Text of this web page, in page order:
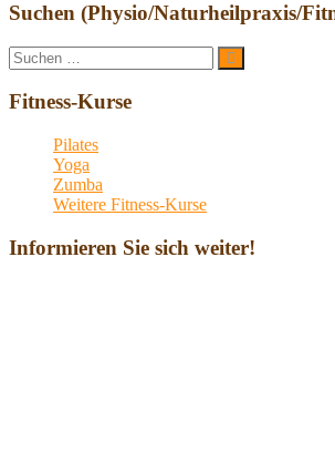
Suchen (Physio/Naturheilpraxis/
Suche
nach:
Suchen
Fitness-Kurse
Pilates
Yoga
Zumba
Weitere Fitness-Kurse
Informieren Sie sich weiter!